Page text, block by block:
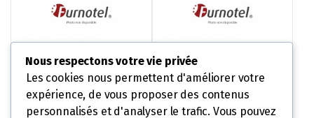
PEDALE OUVERTURE PORTE
DROITE POUR ARMOIRE 1
LAMPE A LED POUR
ARMOIRE 700 (OPTION)
Nous respectons votre vie privée
Les cookies nous permettent d'améliorer votre
expérience, de vous proposer des contenus
personnalisés et d'analyser le trafic. Vous pouvez